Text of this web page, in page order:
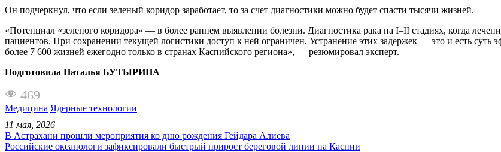
Он подчеркнул, что если зеленый коридор заработает, то за счет диагностики можно будет спасти тысячи жизней.
«Потенциал «зеленого коридора» — в более раннем выявлении болезни. Диагностика рака на I–II стадиях, когда
пациентов. При сохранении текущей логистики доступ к ней ограничен. Устранение этих задержек — это и есть суть
более 7 600 жизней ежегодно только в странах Каспийского региона», — резюмировал эксперт.
Подготовила Наталья БУТЫРИНА
469
Медицина Ядерные технологии
11 мая, 2026
В Астрахани прошли мероприятия ко дню рождения Гейдара Алиева
Российские океанологи зафиксировали быстрый прирост береговой линии на Каспии